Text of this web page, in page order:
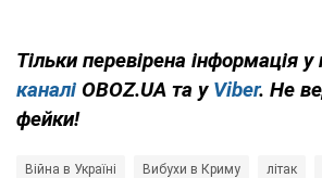
Тільки перевірена інформація у
каналі OBOZ.UA та у Viber. Не
фейки!
Війна в Україні Вибухи в Криму літак